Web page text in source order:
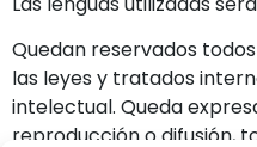
Quedan reservados
las leyes y tratados
intelectual. Queda
reproducción o difusión,